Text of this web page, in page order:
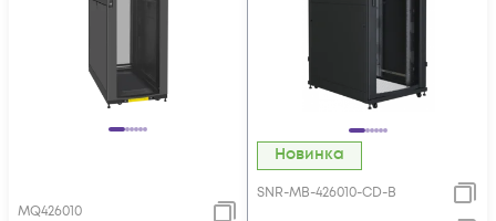
MQ426010
Новинка
SNR-MB-426010-CD-B